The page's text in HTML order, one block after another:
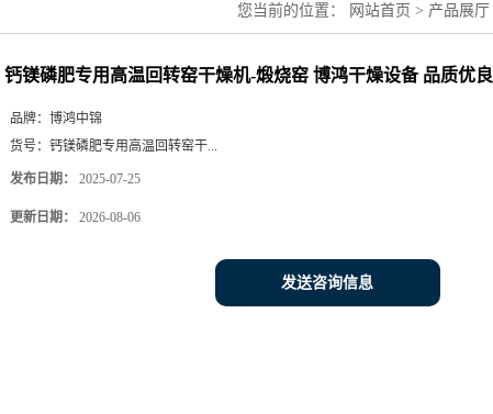
您当前的位置： 网站首页 > 产品展厅
钙镁磷肥专用高温回转窑干燥机-煅烧窑 博鸿干燥设备 品质优良
品牌： 博鸿中锦
货号： 钙镁磷肥专用高温回转窑干...
发布日期： 2025-07-25
更新日期： 2026-08-06
发送咨询信息